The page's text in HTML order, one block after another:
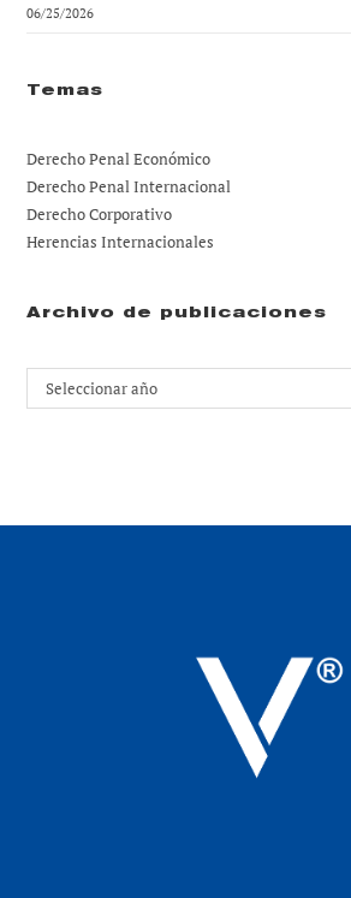
06/25/2026
Temas
Derecho Penal Económico
Derecho Penal Internacional
Derecho Corporativo
Herencias Internacionales
Archivo de publicaciones
Archivos
Seleccionar año